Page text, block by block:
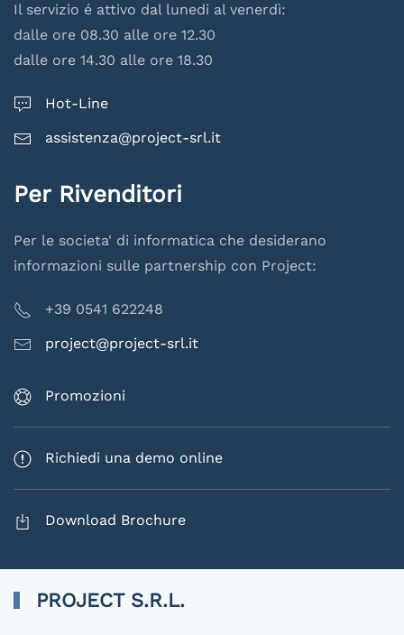
Il servizio é attivo dal lunedi al venerdì:
dalle ore 08.30 alle ore 12.30
dalle ore 14.30 alle ore 18.30
Hot-Line
assistenza@project-srl.it
Per Rivenditori
Per le societa' di informatica che desiderano
informazioni sulle partnership con Project:
+39 0541 622248
project@project-srl.it
Promozioni
Richiedi una demo online
Download Brochure
PROJECT S.R.L.